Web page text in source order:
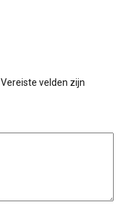
Vereiste velden zijn